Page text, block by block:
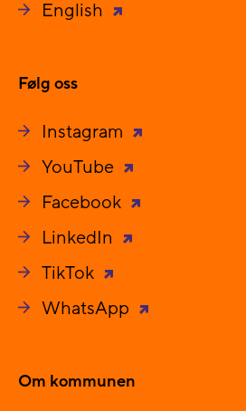
English
Følg oss
Instagram
YouTube
Facebook
LinkedIn
TikTok
WhatsApp
Om kommunen